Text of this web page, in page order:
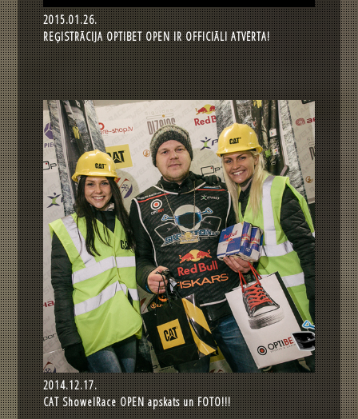
2015.01.26.
REĢISTRĀCIJA OPTIBET OPEN IR OFFICIĀLI ATVĒRTA!
2014.12.17.
CAT ShowelRace OPEN apskats un FOTO!!!